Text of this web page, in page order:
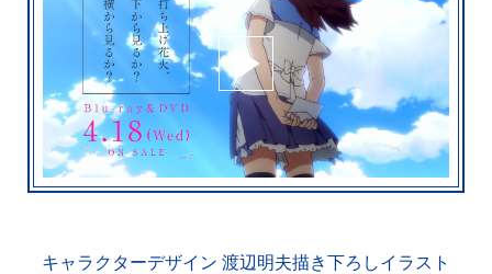
キャラクターデザイン 渡辺明夫描き下ろしイラスト